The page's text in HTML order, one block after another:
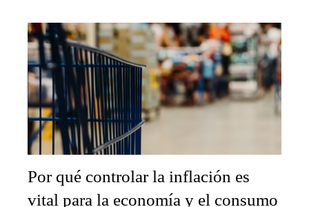
Por qué controlar la inflación es
vital para la economía y el consumo